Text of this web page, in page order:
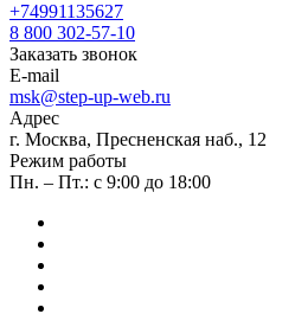
+74991135627
8 800 302-57-10
Заказать звонок
E-mail
msk@step-up-web.ru
Адрес
г. Москва, Пресненская наб., 12
Режим работы
Пн. – Пт.: с 9:00 до 18:00